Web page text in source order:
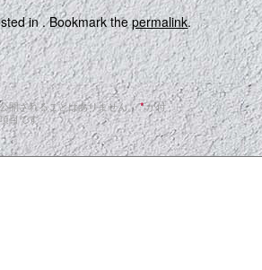
in . Bookmark thepermalink.
開されることはありません。*が付
目です